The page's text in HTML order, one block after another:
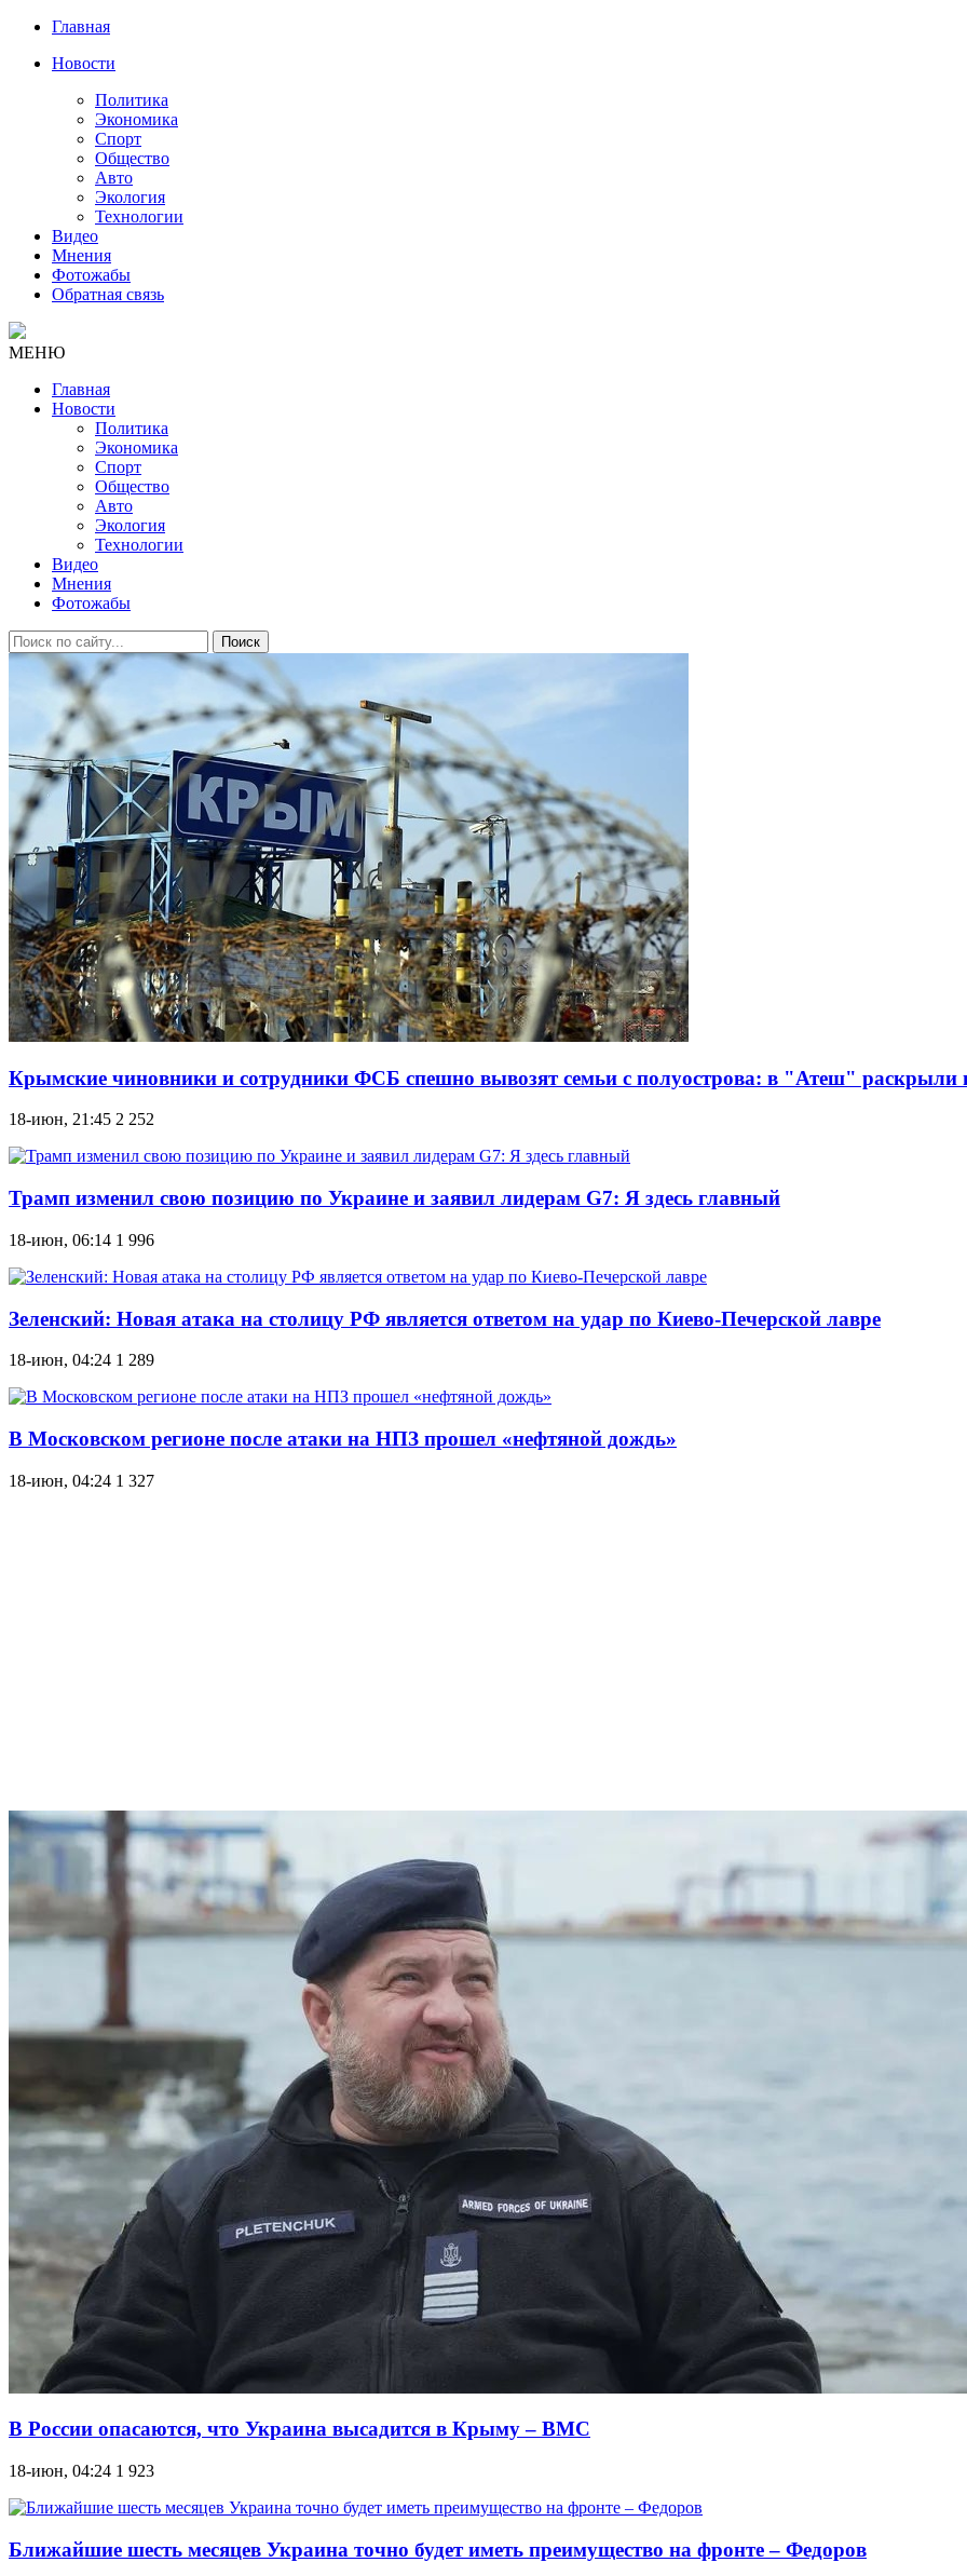
Главная
Новости
Политика
Экономика
Спорт
Общество
Авто
Экология
Технологии
Видео
Мнения
Фотожабы
Обратная связь
МЕНЮ
Главная
Новости
Политика
Экономика
Спорт
Общество
Авто
Экология
Технологии
Видео
Мнения
Фотожабы
Поиск
Крымские чиновники и сотрудники ФСБ спешно вывозят семьи с полуострова: в "Атеш" раскрыли
18-июн, 21:45 2 252
Трамп изменил свою позицию по Украине и заявил лидерам G7: Я здесь главный
18-июн, 06:14 1 996
Зеленский: Новая атака на столицу РФ является ответом на удар по Киево-Печерской лавре
18-июн, 04:24 1 289
В Московском регионе после атаки на НПЗ прошел «нефтяной дождь»
18-июн, 04:24 1 327
В России опасаются, что Украина высадится в Крыму – ВМС
18-июн, 04:24 1 923
Ближайшие шесть месяцев Украина точно будет иметь преимущество на фронте – Федоров